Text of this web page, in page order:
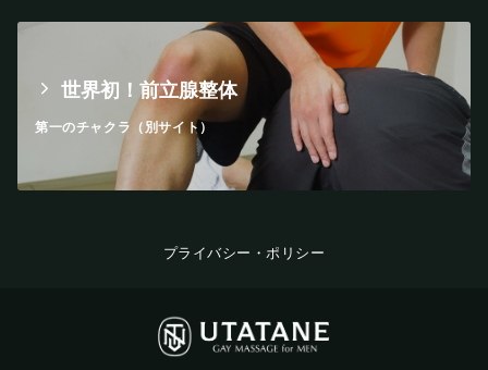
世界初！前立腺整体
第一のチャクラ（別サイト）
プライバシー・ポリシー